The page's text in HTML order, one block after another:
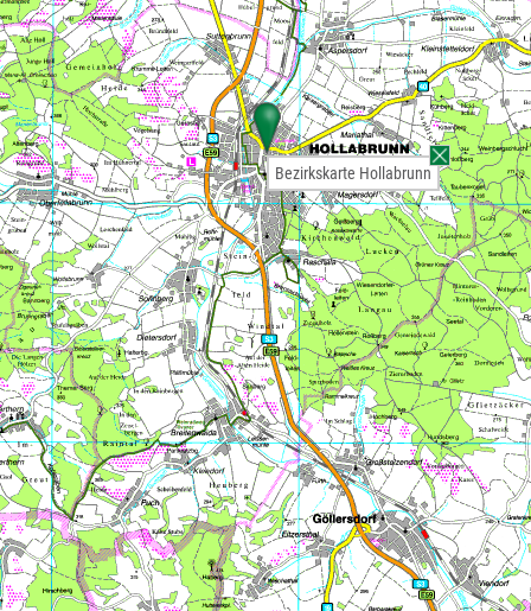
Bezirkskarte Hollabrunn